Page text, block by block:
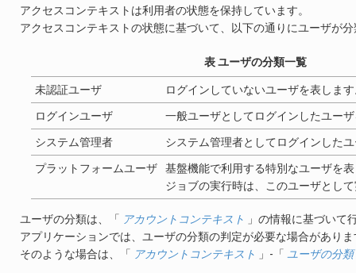
アクセスコンテキストは利用者の状態を保持しています。
アクセスコンテキストの状態に基づいて、以下の通りにユーザが
表 ユーザの分類一覧
未認証ユーザ ログインしていないユーザを表しま
ログインユーザ 一般ユーザとしてログインしたユー
システム管理者 システム管理者としてログインした
プラットフォームユーザ
基盤機能で利用する特別なユーザを
ジョブの実行時は、このユーザとし
ユーザの分類は、「 アカウントコンテキスト
」の情報に基づいて
アプリケーションでは、ユーザの分類の判定が必要な場合がありま
そのような場合は、「 アカウントコンテキスト 」-「 ユーザの分類